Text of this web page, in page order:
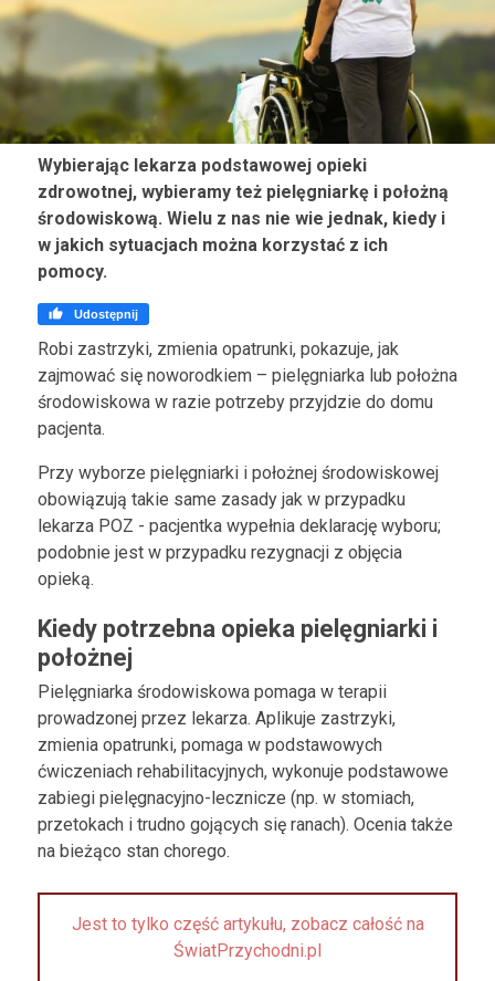
Wybierając lekarza podstawowej opieki
zdrowotnej, wybieramy też pielęgniarkę i położną
środowiskową. Wielu z nas nie wie jednak, kiedy i
w jakich sytuacjach można korzystać z ich
pomocy.
 Udostępnij
Robi zastrzyki, zmienia opatrunki, pokazuje, jak
zajmować się noworodkiem – pielęgniarka lub położna
środowiskowa w razie potrzeby przyjdzie do domu
pacjenta.
Przy wyborze pielęgniarki i położnej środowiskowej
obowiązują takie same zasady jak w przypadku
lekarza POZ - pacjentka wypełnia deklarację wyboru;
podobnie jest w przypadku rezygnacji z objęcia
opieką.
Kiedy potrzebna opieka pielęgniarki i
położnej
Pielęgniarka środowiskowa pomaga w terapii
prowadzonej przez lekarza. Aplikuje zastrzyki,
zmienia opatrunki, pomaga w podstawowych
ćwiczeniach rehabilitacyjnych, wykonuje podstawowe
zabiegi pielęgnacyjno-lecznicze (np. w stomiach,
przetokach i trudno gojących się ranach). Ocenia także
na bieżąco stan chorego.
Jest to tylko część artykułu, zobacz całość na
ŚwiatPrzychodni.pl